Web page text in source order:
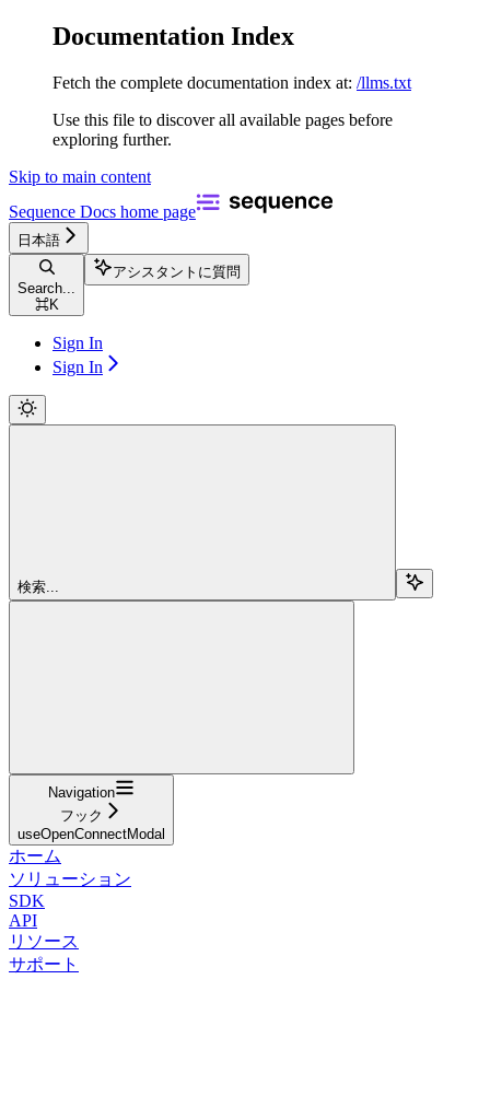
Documentation Index
Fetch the complete documentation index at: /llms.txt
Use this file to discover all available pages before
exploring further.
Skip to main content
Sequence Docs home page
日本語
Search...
⌘K
アシスタントに質問
Sign In
Sign In
検索...
Navigation
フック
useOpenConnectModal
ホーム
ソリューション
SDK
API
リソース
サポート